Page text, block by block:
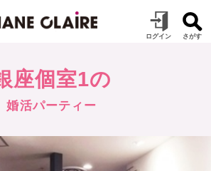
座個室1の
婚活パーティー